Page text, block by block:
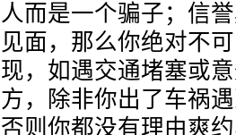
人而是一个骗子；信
见面，那么你绝对不
现，如遇交通堵塞或
方，除非你出了车祸
否则你都没有理由爽